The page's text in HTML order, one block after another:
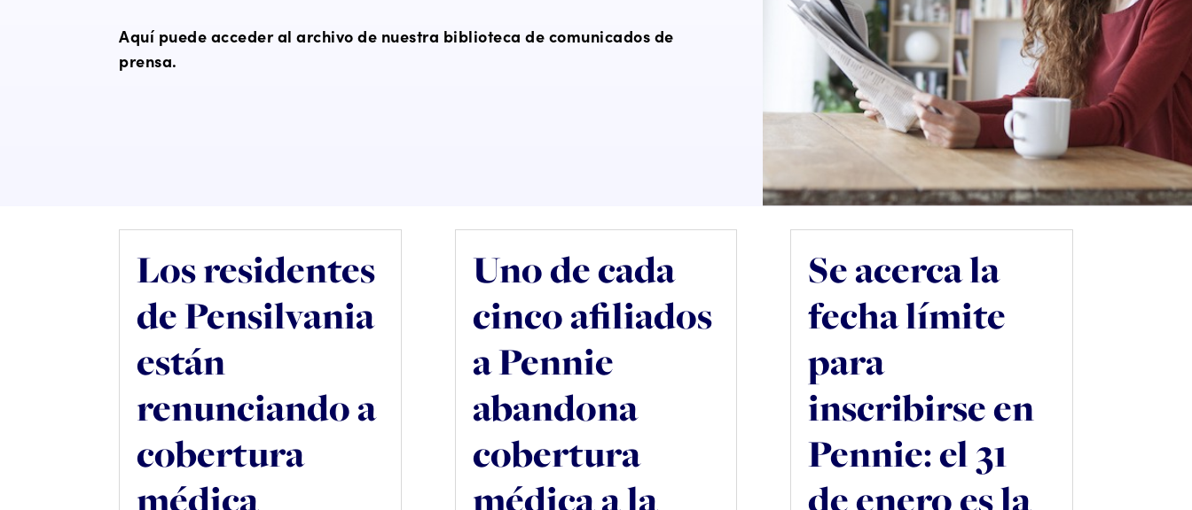
Aquí puede acceder al archivo de nuestra biblioteca de comunicados de
prensa.
Los residentes
de Pensilvania
están
renunciando a
cobertura
Uno de cada
cinco afiliados
a Pennie
abandona
cobertura
Se acerca la
fecha límite
para
inscribirse en
Pennie: el 31